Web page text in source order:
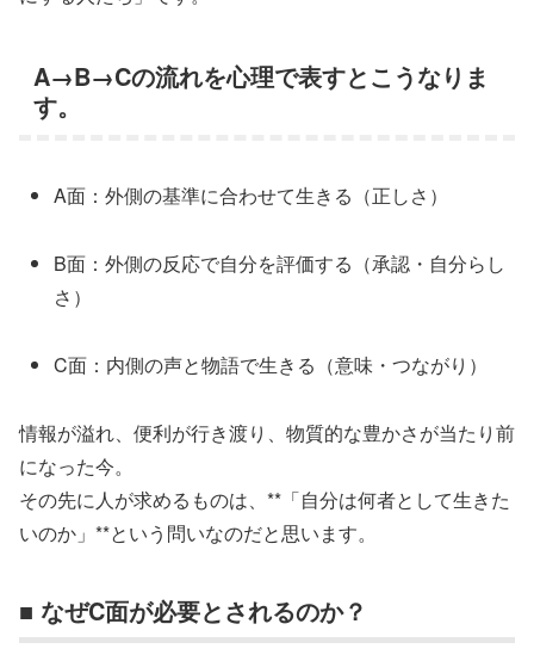
A→B→Cの流れを心理で表すとこうなりま
す。
A面：外側の基準に合わせて生きる（正しさ）
B面：外側の反応で自分を評価する（承認・自分らし
さ）
C面：内側の声と物語で生きる（意味・つながり）
情報が溢れ、便利が行き渡り、物質的な豊かさが当たり前
になった今。
その先に人が求めるものは、**「自分は何者として生きた
いのか」**という問いなのだと思います。
■ なぜC面が必要とされるのか？